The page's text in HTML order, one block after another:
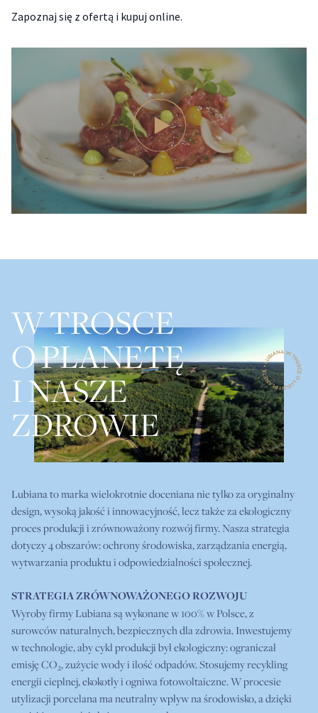
Zapoznaj się z ofertą i kupuj online.
W TROSCE
O PLANETĘ
I NASZE
ZDROWIE
Lubiana to marka wielokrotnie doceniana nie tylko za oryginalny
design, wysoką jakość i innowacyjność, lecz także za ekologiczny
proces produkcji i zrównoważony rozwój firmy. Nasza strategia
dotyczy 4 obszarów: ochrony środowiska, zarządzania energią,
wytwarzania produktu i odpowiedzialności społecznej.
STRATEGIA ZRÓWNOWAŻONEGO ROZWOJU
Wyroby firmy Lubiana są wykonane w 100% w Polsce, z
surowców naturalnych, bezpiecznych dla zdrowia. Inwestujemy
w technologie, aby cykl produkcji był ekologiczny: ograniczał
emisję CO2, zużycie wody i ilość odpadów. Stosujemy recykling
energii cieplnej, ekokotły i ogniwa fotowoltaiczne. W procesie
utylizacji porcelana ma neutralny wpływ na środowisko, a dzięki